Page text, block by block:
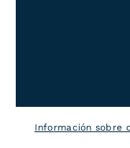
Información sobre